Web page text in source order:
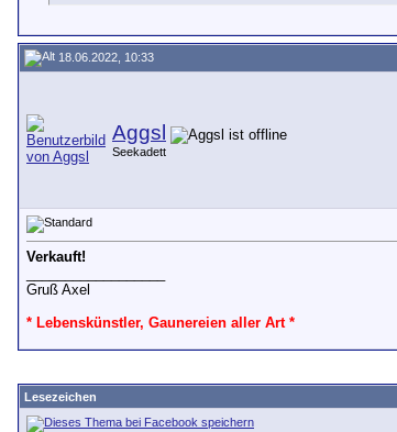
18.06.2022, 10:33
Aggsl
Seekadett
Verkauft!
Gruß Axel
* Lebenskünstler, Gaunereien aller Art *
Lesezeichen